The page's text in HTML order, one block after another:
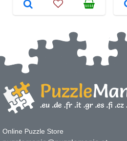
Online Puzzle Store